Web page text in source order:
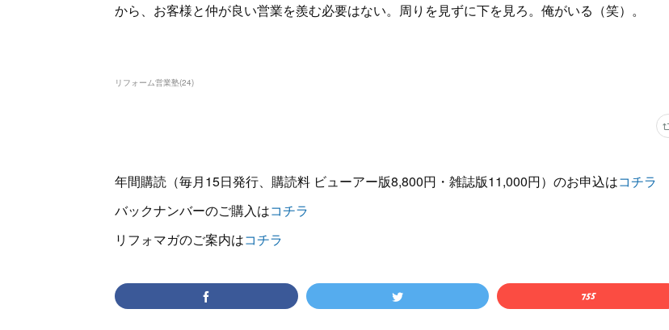
から、お客様と仲が良い営業を羨む必要はない。周りを見ずに下を見ろ。俺がいる（笑）。
リフォーム営業塾(24)
年間購読（毎月15日発行、購読料 ビューアー版8,800円・雑誌版11,000円）のお申込はコチラ
バックナンバーのご購入はコチラ
リフォマガのご案内はコチラ